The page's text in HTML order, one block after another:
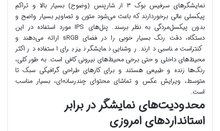
نمایشگرهای سرفیس بوک ۳ از شارپنس (وضوح) بسیار بالا و تراکم
پیکسلی عالی برخوردارند که باعث می‌شود متون و تصاویر بسیار واضح و
بدون پیکسل‌مردگی به نظر برسند. پنل‌های IPS مورد استفاده در این
دستگاه، دقت رنگ بسیار خوبی را در فضای sRGB ارائه می‌دهند و
کنتراست مناسبی دارند. روشنایی نمایشگر نیز برای استفاده در اکثر
محیط‌های داخلی و حتی برخی محیط‌های بیرونی کافی است. به طور کلی،
رنگ‌ها زنده و طبیعی هستند و برای کارهای طراحی گرافیکی سبک تا
متوسط، ویرایش عکس و تماشای محتوای چندرسانه‌ای، بسیار مناسب
است.
محدودیت‌های نمایشگر در برابر
استانداردهای امروزی